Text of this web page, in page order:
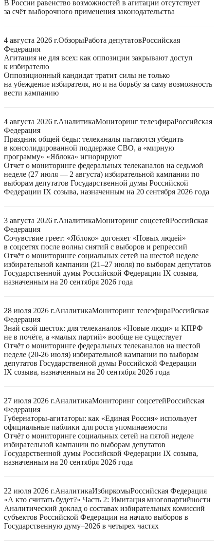
В России равенство возможностей в агитации отсутствует
за счёт выборочного применения законодательства
4 августа 2026 г.ОбзорыРабота депутатовРоссийская
Федерация
Агитация не для всех: как оппозиции закрывают доступ
к избирателю
Оппозиционный кандидат тратит силы не только
на убеждение избирателя, но и на борьбу за саму возможность
вести кампанию
4 августа 2026 г.АналитикаМониторинг телеэфираРоссийская
Федерация
Праздник общей беды: телеканалы пытаются убедить
в консолидированной поддержке СВО, а «мирную
программу» «Яблока» игнорируют
Отчет о мониторинге федеральных телеканалов на седьмой
неделе (27 июля — 2 августа) избирательной кампании по
выборам депутатов Государственной думы Российской
Федерации IX созыва, назначенным на 20 сентября 2026 года
3 августа 2026 г.АналитикаМониторинг соцсетейРоссийская
Федерация
Сочувствие греет: «Яблоко» догоняет «Новых людей»
в соцсетях после волны снятий с выборов и репрессий
Отчёт о мониторинге социальных сетей на шестой неделе
избирательной кампании (21–27 июля) по выборам депутатов
Государственной думы Российской Федерации IX созыва,
назначенным на 20 сентября 2026 года
28 июля 2026 г.АналитикаМониторинг телеэфираРоссийская
Федерация
Знай свой шесток: для телеканалов «Новые люди» и КПРФ
не в почёте, а «малых партий» вообще не существует
Отчёт о мониторинге федеральных телеканалов на шестой
неделе (20-26 июля) избирательной кампании по выборам
депутатов Государственной думы Российской Федерации
IX созыва, назначенным на 20 сентября 2026 года
27 июля 2026 г.АналитикаМониторинг соцсетейРоссийская
Федерация
Губернаторы-агитаторы: как «Единая Россия» использует
официальные паблики для роста упоминаемости
Отчёт о мониторинге социальных сетей на пятой неделе
избирательной кампании по выборам депутатов
Государственной думы Российской Федерации IX созыва,
назначенным на 20 сентября 2026 года
22 июля 2026 г.АналитикаИзбиркомыРоссийская Федерация
«А кто считать будет?» Часть 2: Имитация многопартийности
Аналитический доклад о составах избирательных комиссий
субъектов Российской Федерации на начало выборов в
Государственную думу–2026 в четырех частях